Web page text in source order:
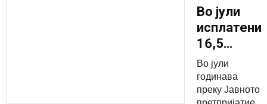
Во јули
исплатени
16,5
милиони
евра за
Во јули
годинава
преку Јавното